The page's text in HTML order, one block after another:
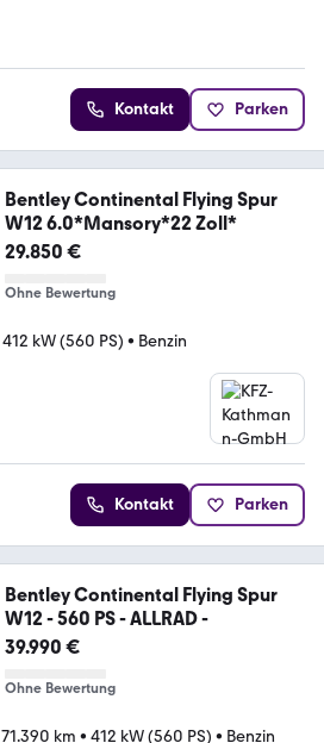
Kontakt Parken
Bentley Continental Flying Spur
W12 6.0*Mansory*22 Zoll*
29.850 €
Ohne Bewertung
412 kW (560 PS) • Benzin
Kontakt Parken
Bentley Continental Flying Spur
W12 - 560 PS - ALLRAD -
39.990 €
Ohne Bewertung
71.390 km • 412 kW (560 PS) • Benzin